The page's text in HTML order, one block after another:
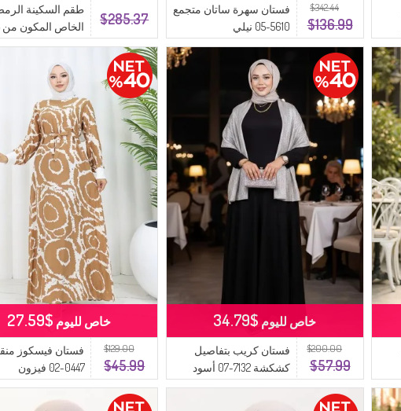
$342.44
$136.99
فستان سهرة ساتان متجمع
5610-05 نيلي
$285.37
طقم السكينة
- ثوب صلاة،
داكن
$200.00
$57.99
فستان كريب بتفاصيل
كشكشة 7132-07 أسود
خاص لليوم $34.79
$129.00
$45.99
فستان فيسكوز
0447-02 فيزون
خاص لليوم $27.59